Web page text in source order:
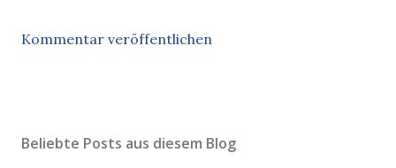
Kommentar veröffentlichen
Beliebte Posts aus diesem Blog